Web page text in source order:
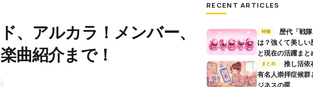
、アルカラ！メンバー、
曲紹介まで！
RECENT ARTICLES
特撮
は？強くて美し
と現在の活躍まと
まとめ
推し活依存はなぜ起きる？
有名人崇拝症候群
ジネスの罠